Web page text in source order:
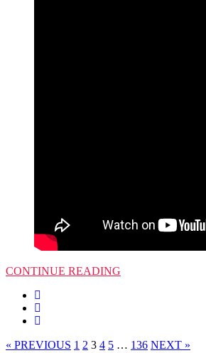
CONTINUE READING
« PREVIOUS 1 2 3 4 5 … 136 NEXT »